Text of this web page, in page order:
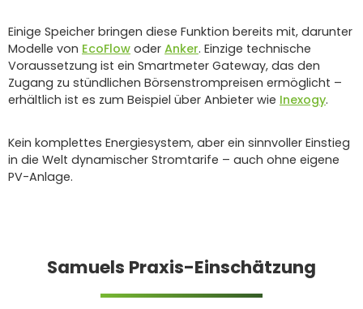
Einige Speicher bringen diese Funktion bereits mit, darunter
Modelle von EcoFlow oder Anker. Einzige technische
Voraussetzung ist ein Smartmeter Gateway, das den
Zugang zu stündlichen Börsenstrompreisen ermöglicht –
erhältlich ist es zum Beispiel über Anbieter wie Inexogy.
Kein komplettes Energiesystem, aber ein sinnvoller Einstieg
in die Welt dynamischer Stromtarife – auch ohne eigene
PV-Anlage.
Samuels Praxis-Einschätzung